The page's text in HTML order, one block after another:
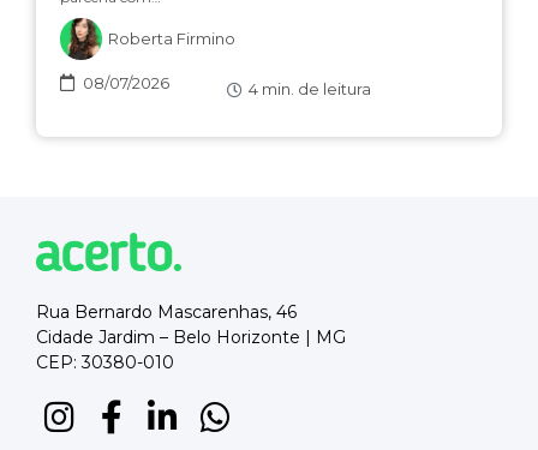
Roberta Firmino
08/07/2026 4 min. de leitura
Rua Bernardo Mascarenhas, 46
Cidade Jardim – Belo Horizonte | MG
CEP: 30380-010